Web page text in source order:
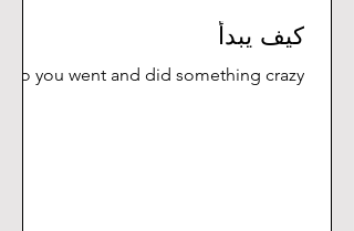
كيف يبدأ
So you went and did something crazy...